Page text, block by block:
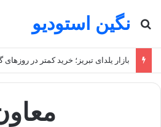
نگین استودیو
جستجو برای
بازار یلدای تبریز؛ خرید کمتر در روزهای